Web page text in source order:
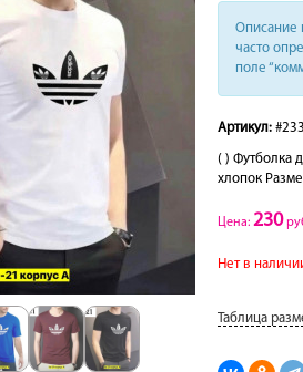
Описание
часто
поле
Артикул:
( ) Футболка
хлопок
Цена: 230
Нет в
Таблица